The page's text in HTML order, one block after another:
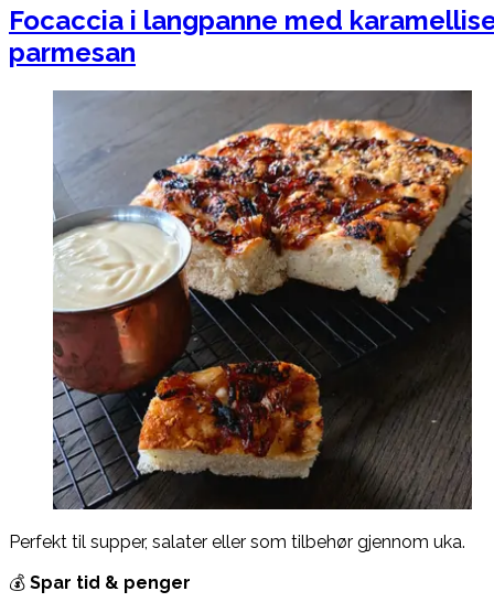
Focaccia i langpanne med
parmesan
Perfekt til supper, salater eller som tilbehør gjennom uka.
💰 Spar tid & penger